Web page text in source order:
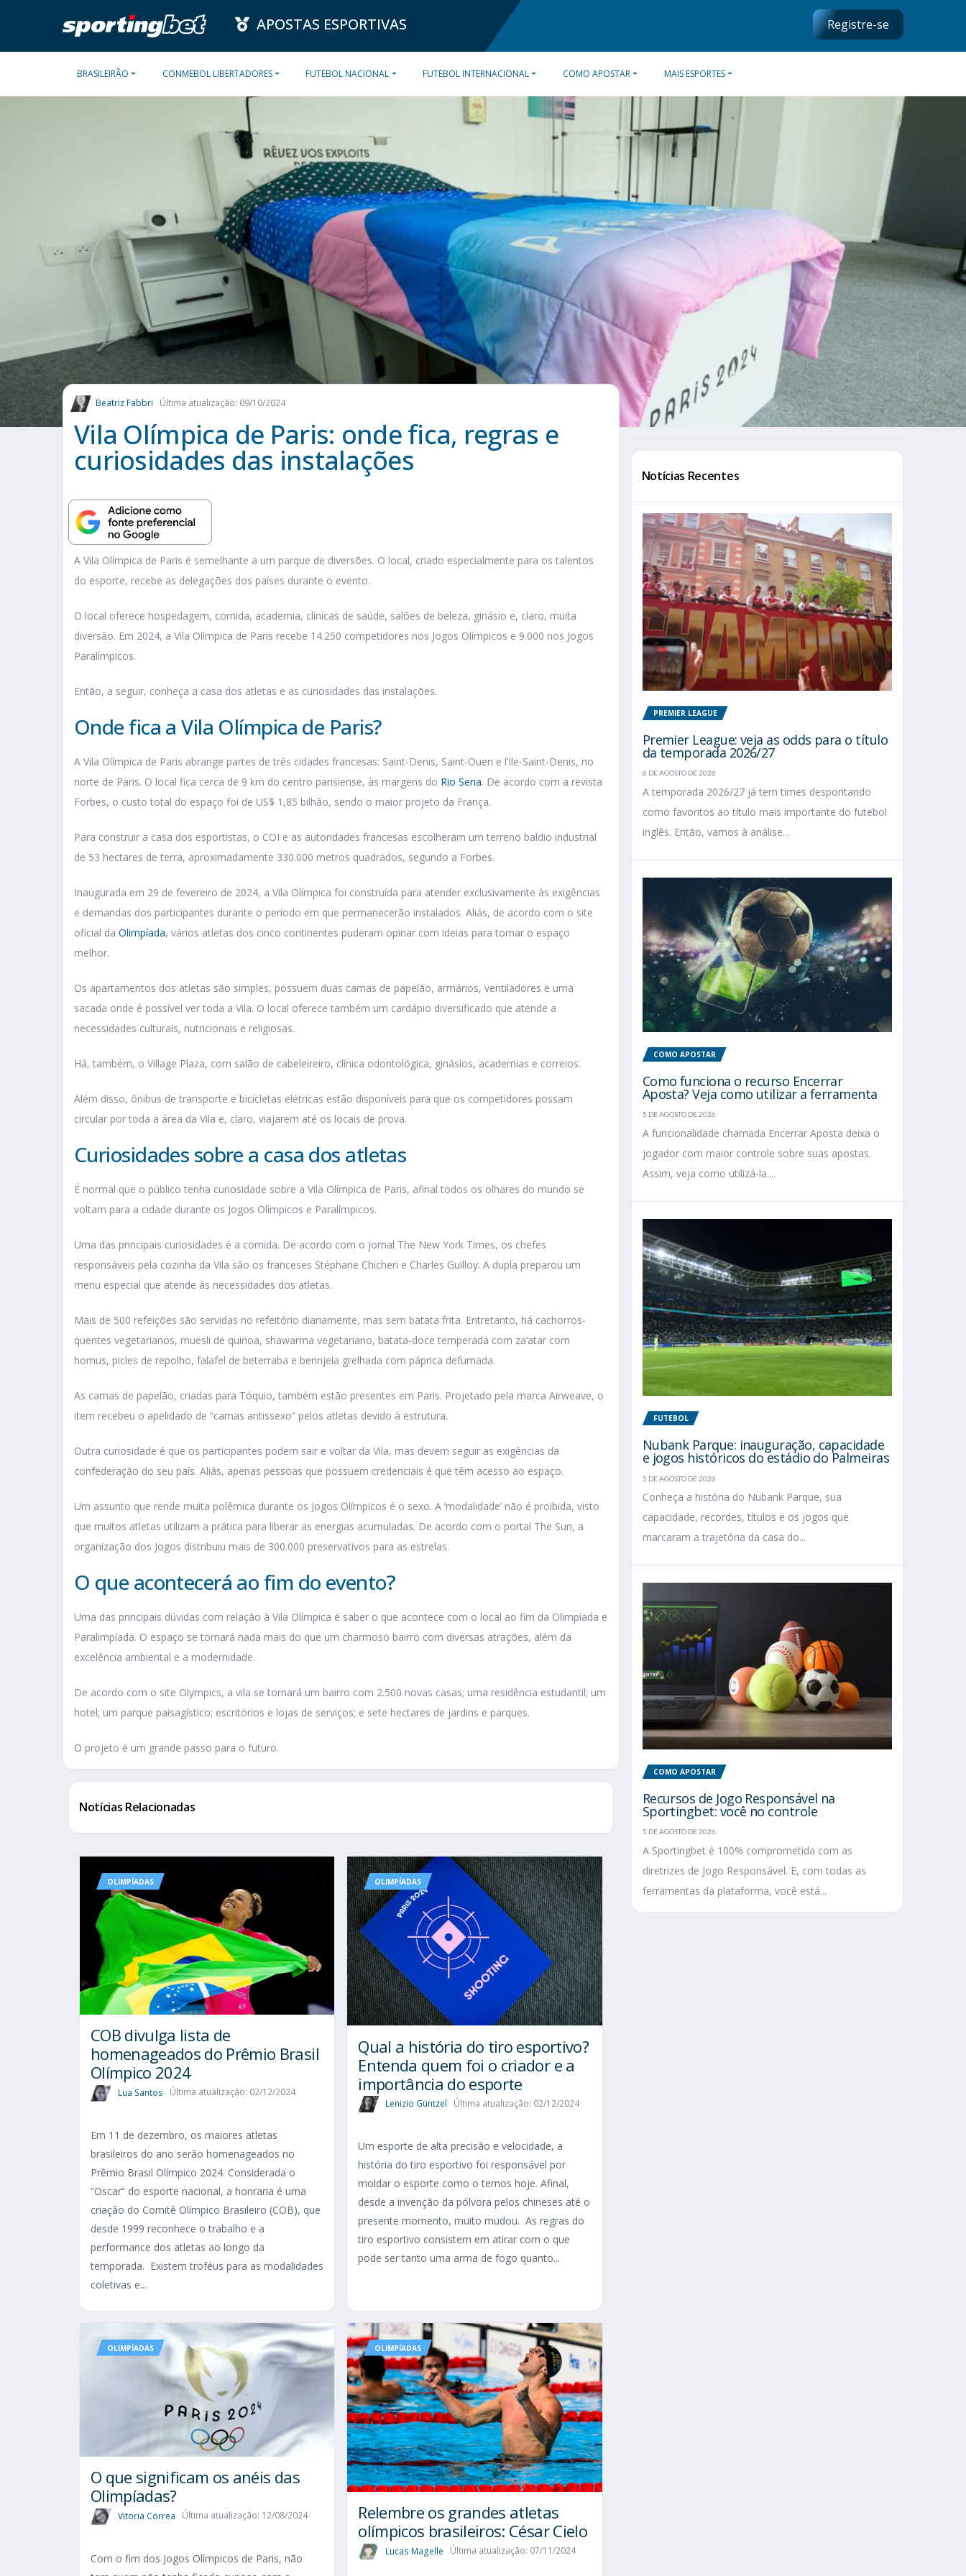
APOSTAS ESPORTIVAS Registre-se
BRASILEIRÃO CONMEBOL LIBERTADORES FUTEBOL NACIONAL FUTEBOL INTERNACIONAL COMO APOSTAR MAIS ESPORTES
Beatriz Fabbri Última atualização: 09/10/2024
Vila Olímpica de Paris: onde fica, regras e
curiosidades das instalações
A Vila Olímpica de Paris é semelhante a um parque de diversões. O local, criado especialmente para os talentos
do esporte, recebe as delegações dos países durante o evento.
O local oferece hospedagem, comida, academia, clínicas de saúde, salões de beleza, ginásio e, claro, muita
diversão. Em 2024, a Vila Olímpica de Paris recebe 14.250 competidores nos Jogos Olímpicos e 9.000 nos Jogos
Paralímpicos.
Então, a seguir, conheça a casa dos atletas e as curiosidades das instalações.
Onde fica a Vila Olímpica de Paris?
A Vila Olímpica de Paris abrange partes de três cidades francesas: Saint-Denis, Saint-Ouen e l’Ile-Saint-Denis, no
norte de Paris. O local fica cerca de 9 km do centro parisiense, às margens do Rio Sena. De acordo com a revista
Forbes, o custo total do espaço foi de US$ 1,85 bilhão, sendo o maior projeto da França.
Para construir a casa dos esportistas, o COI e as autoridades francesas escolheram um terreno baldio industrial
de 53 hectares de terra, aproximadamente 330.000 metros quadrados, segundo a Forbes.
Inaugurada em 29 de fevereiro de 2024, a Vila Olímpica foi construída para atender exclusivamente às exigências
e demandas dos participantes durante o período em que permanecerão instalados. Aliás, de acordo com o site
oficial da Olimpíada, vários atletas dos cinco continentes puderam opinar com ideias para tornar o espaço
melhor.
Os apartamentos dos atletas são simples, possuem duas camas de papelão, armários, ventiladores e uma
sacada onde é possível ver toda a Vila. O local oferece também um cardápio diversificado que atende a
necessidades culturais, nutricionais e religiosas.
Há, também, o Village Plaza, com salão de cabeleireiro, clínica odontológica, ginásios, academias e correios.
Além disso, ônibus de transporte e bicicletas elétricas estão disponíveis para que os competidores possam
circular por toda a área da Vila e, claro, viajarem até os locais de prova.
Curiosidades sobre a casa dos atletas
É normal que o público tenha curiosidade sobre a Vila Olímpica de Paris, afinal todos os olhares do mundo se
voltam para a cidade durante os Jogos Olímpicos e Paralímpicos.
Uma das principais curiosidades é a comida. De acordo com o jornal The New York Times, os chefes
responsáveis pela cozinha da Vila são os franceses Stéphane Chicheri e Charles Guilloy. A dupla preparou um
menu especial que atende às necessidades dos atletas.
Mais de 500 refeições são servidas no refeitório diariamente, mas sem batata frita. Entretanto, há cachorros-
quentes vegetarianos, muesli de quinoa, shawarma vegetariano, batata-doce temperada com za’atar com
homus, picles de repolho, falafel de beterraba e berinjela grelhada com páprica defumada.
As camas de papelão, criadas para Tóquio, também estão presentes em Paris. Projetado pela marca Airweave, o
item recebeu o apelidado de “camas antissexo” pelos atletas devido à estrutura.
Outra curiosidade é que os participantes podem sair e voltar da Vila, mas devem seguir as exigências da
confederação do seu país. Aliás, apenas pessoas que possuem credenciais é que têm acesso ao espaço.
Um assunto que rende muita polêmica durante os Jogos Olímpicos é o sexo. A ‘modalidade’ não é proibida, visto
que muitos atletas utilizam a prática para liberar as energias acumuladas. De acordo com o portal The Sun, a
organização dos Jogos distribuiu mais de 300.000 preservativos para as estrelas.
O que acontecerá ao fim do evento?
Uma das principais dúvidas com relação à Vila Olímpica é saber o que acontece com o local ao fim da Olimpíada e
Paralimpíada. O espaço se tornará nada mais do que um charmoso bairro com diversas atrações, além da
excelência ambiental e a modernidade.
De acordo com o site Olympics, a vila se tornará um bairro com 2.500 novas casas; uma residência estudantil; um
hotel; um parque paisagístico; escritórios e lojas de serviços; e sete hectares de jardins e parques.
O projeto é um grande passo para o futuro.
Notícias Relacionadas
OLIMPÍADAS
COB divulga lista de
homenageados do Prêmio Brasil
Olímpico 2024
Lua Santos Última atualização: 02/12/2024
Em 11 de dezembro, os maiores atletas
brasileiros do ano serão homenageados no
Prêmio Brasil Olímpico 2024. Considerada o
“Oscar” do esporte nacional, a honraria é uma
criação do Comitê Olímpico Brasileiro (COB), que
desde 1999 reconhece o trabalho e a
performance dos atletas ao longo da
temporada. Existem troféus para as modalidades
coletivas e...
OLIMPÍADAS
Qual a história do tiro esportivo?
Entenda quem foi o criador e a
importância do esporte
Lenizio Güntzel Última atualização: 02/12/2024
Um esporte de alta precisão e velocidade, a
história do tiro esportivo foi responsável por
moldar o esporte como o temos hoje. Afinal,
desde a invenção da pólvora pelos chineses até o
presente momento, muito mudou. As regras do
tiro esportivo consistem em atirar com o que
pode ser tanto uma arma de fogo quanto...
OLIMPÍADAS
O que significam os anéis das
Olimpíadas?
Vitoria Correa Última atualização: 12/08/2024
Com o fim dos Jogos Olímpicos de Paris, não
OLIMPÍADAS
Relembre os grandes atletas
olímpicos brasileiros: César Cielo
Lucas Magelle Última atualização: 07/11/2024
Notícias Recentes
PREMIER LEAGUE
Premier League: veja as odds para o título
da temporada 2026/27
6 DE AGOSTO DE 2026
A temporada 2026/27 já tem times despontando
como favoritos ao título mais importante do futebol
inglês. Então, vamos à análise...
COMO APOSTAR
Como funciona o recurso Encerrar
Aposta? Veja como utilizar a ferramenta
5 DE AGOSTO DE 2026
A funcionalidade chamada Encerrar Aposta deixa o
jogador com maior controle sobre suas apostas.
Assim, veja como utilizá-la....
FUTEBOL
Nubank Parque: inauguração, capacidade
e jogos históricos do estádio do Palmeiras
5 DE AGOSTO DE 2026
Conheça a história do Nubank Parque, sua
capacidade, recordes, títulos e os jogos que
marcaram a trajetória da casa do...
COMO APOSTAR
Recursos de Jogo Responsável na
Sportingbet: você no controle
5 DE AGOSTO DE 2026
A Sportingbet é 100% comprometida com as
diretrizes de Jogo Responsável. E, com todas as
ferramentas da plataforma, você está...